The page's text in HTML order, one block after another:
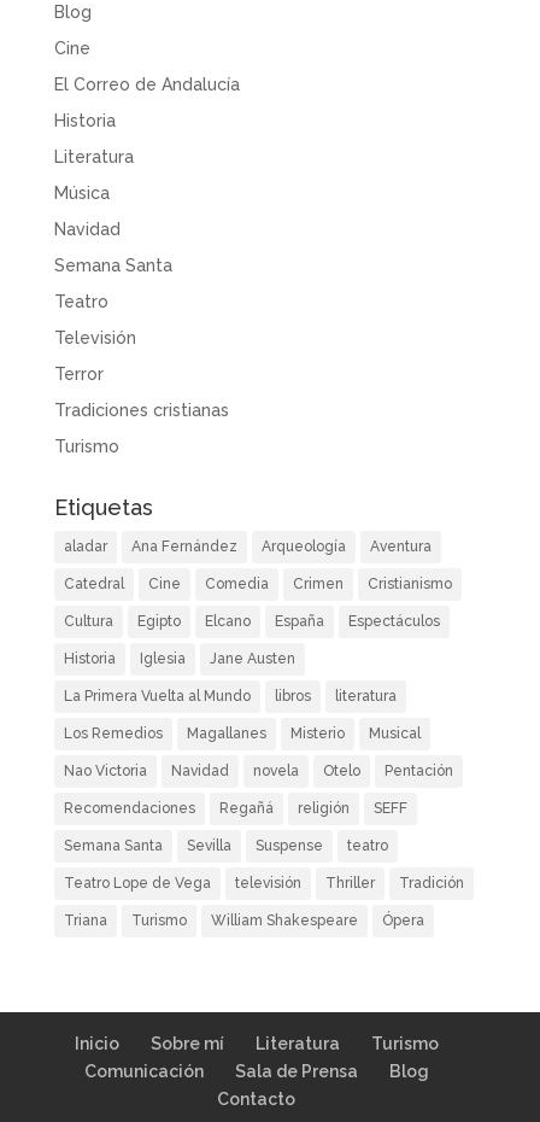
Blog
Cine
El Correo de Andalucía
Historia
Literatura
Música
Navidad
Semana Santa
Teatro
Televisión
Terror
Tradiciones cristianas
Turismo
Etiquetas
aladar Ana Fernández Arqueología Aventura
Catedral Cine Comedia Crimen Cristianismo
Cultura Egipto Elcano España Espectáculos
Historia Iglesia Jane Austen
La Primera Vuelta al Mundo libros literatura
Los Remedios Magallanes Misterio Musical
Nao Victoria Navidad novela Otelo Pentación
Recomendaciones Regañá religión SEFF
Semana Santa Sevilla Suspense teatro
Teatro Lope de Vega televisión Thriller Tradición
Triana Turismo William Shakespeare Ópera
Inicio Sobre mí Literatura
Turismo
Comunicación
Sala de Prensa
Blog
Contacto